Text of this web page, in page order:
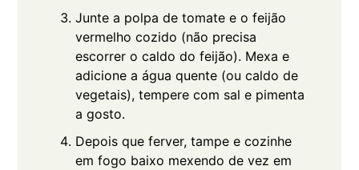
Junte a polpa de tomate e o feijão
vermelho cozido (não precisa
escorrer o caldo do feijão). Mexa e
adicione a água quente (ou caldo de
vegetais), tempere com sal e pimenta
a gosto.
Depois que ferver, tampe e cozinhe
em fogo baixo mexendo de vez em